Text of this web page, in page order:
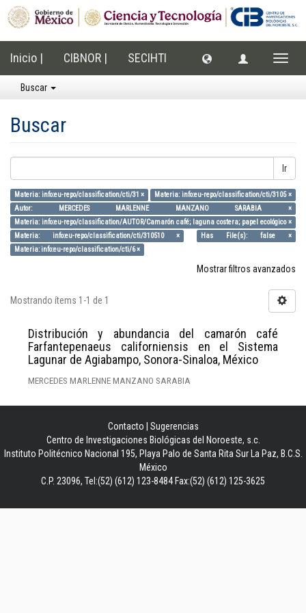
Inicio | CIBNOR | SECIHTI
Buscar
Buscar
Ir
Materia: info:eu-repo/classification/cti/31 ×
Materia: info:eu-repo/classification/cti/3105 ×
Autor: MERCEDES MARLENNE MANZANO SARABIA ×
Materia: info:eu-repo/classification/AUTOR/Camarón café; laguna costera; papel ecológico ×
Materia: info:eu-repo/classification/cti/310510 ×
Has File(s): false ×
Materia: info:eu-repo/classification/cti/6 ×
Mostrar filtros avanzados
Mostrando ítems 1-1 de 1
Distribución y abundancia del camarón café
Farfantepenaeus californiensis en el Sistema
Lagunar de Agiabampo, Sonora-Sinaloa, México
MERCEDES MARLENNE MANZANO SARABIA
Contacto
Sugerencias
Centro de Investigaciones Biológicas del Noroeste, s.c.
Instituto Politécnico Nacional 195, Playa Palo de Santa Rita Sur La Paz, B.C.S.
México
C.P. 23096, Tel:(52) (612) 123-8484 Fax:(52) (612) 125-3625